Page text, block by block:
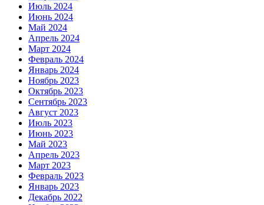
Июль 2024
Июнь 2024
Май 2024
Апрель 2024
Март 2024
Февраль 2024
Январь 2024
Ноябрь 2023
Октябрь 2023
Сентябрь 2023
Август 2023
Июль 2023
Июнь 2023
Май 2023
Апрель 2023
Март 2023
Февраль 2023
Январь 2023
Декабрь 2022